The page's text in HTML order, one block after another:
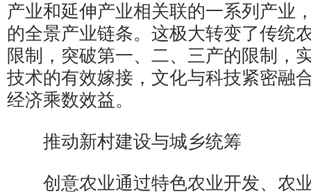
产业和延伸产业相关联的一系列产业
的全景产业链条。这极大转变了传统
限制，突破第一、二、三产的限制，
技术的有效嫁接，文化与科技紧密融
经济乘数效益。
推动新村建设与城乡统筹
创意农业通过特色农业开发、农